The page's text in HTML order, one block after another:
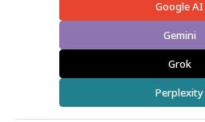
Google AI
Gemini
Grok
Perplexity